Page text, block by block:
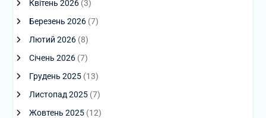
Квітень 2026(3)
Березень 2026(7)
Лютий 2026(8)
Січень 2026(7)
Грудень 2025(13)
Листопад 2025(7)
Жовтень 2025(12)